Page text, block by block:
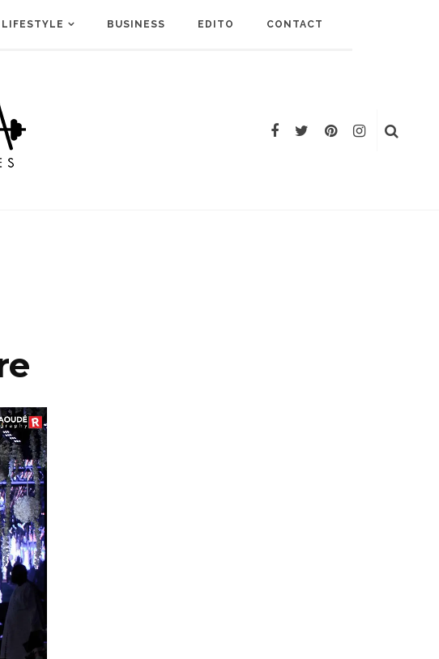
LIFESTYLE BUSINESS EDITO CONTACT